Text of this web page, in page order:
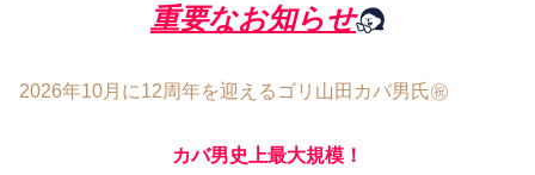
重要なお知らせ
2026年10月に12周年を迎えるゴリ山田カバ男氏㊗️
カバ男史上最大規模！